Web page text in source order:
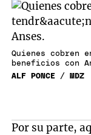
Quienes cobren
beneficios con
ALF PONCE / MDZ
Por su parte,